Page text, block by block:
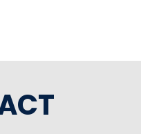
2025 Osaka